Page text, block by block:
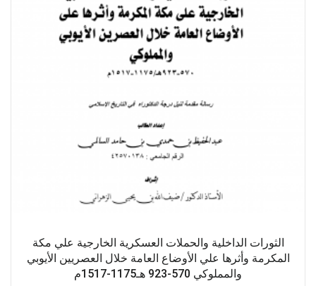
الثورات الداخلية والحملات العسكرية الخارجية علي مكة
المكرمة وأثرها علي الأوضاع العامة خلال العصريين الأيوبي
والمملوكي 570-923 هـ1175-1517م